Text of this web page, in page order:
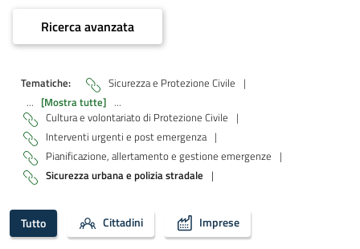
Ricerca avanzata
Tematiche: Sicurezza e Protezione Civile |
... [Mostra tutte] ...
Cultura e volontariato di Protezione Civile |
Interventi urgenti e post emergenza |
Pianificazione, allertamento e gestione emergenze |
Sicurezza urbana e polizia stradale |
Tutto Cittadini Imprese